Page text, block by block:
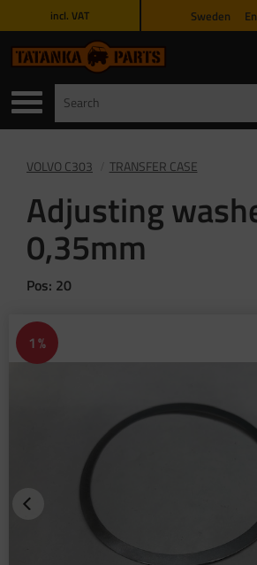
incl. VAT Sweden
VOLVO C303 TRANSFER CASE
Adjusting
0,35mm
Pos: 20
1%